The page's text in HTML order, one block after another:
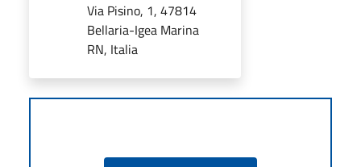
Via Pisino, 1, 47814
Bellaria-Igea Marina
RN, Italia